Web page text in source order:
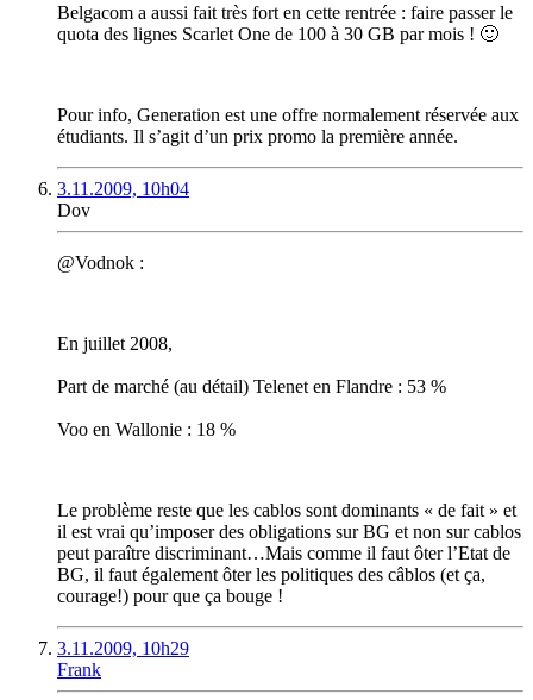
Belgacom a aussi fait très fort en cette rentrée : faire passer le
quota des lignes Scarlet One de 100 à 30 GB par mois ! 🙂
Pour info, Generation est une offre normalement réservée aux
étudiants. Il s’agit d’un prix promo la première année.
3.11.2009, 10h04
Dov
@Vodnok :
En juillet 2008,
Part de marché (au détail) Telenet en Flandre : 53 %
Voo en Wallonie : 18 %
Le problème reste que les cablos sont dominants « de fait » et
il est vrai qu’imposer des obligations sur BG et non sur cablos
peut paraître discriminant…Mais comme il faut ôter l’Etat de
BG, il faut également ôter les politiques des câblos (et ça,
courage!) pour que ça bouge !
3.11.2009, 10h29
Frank